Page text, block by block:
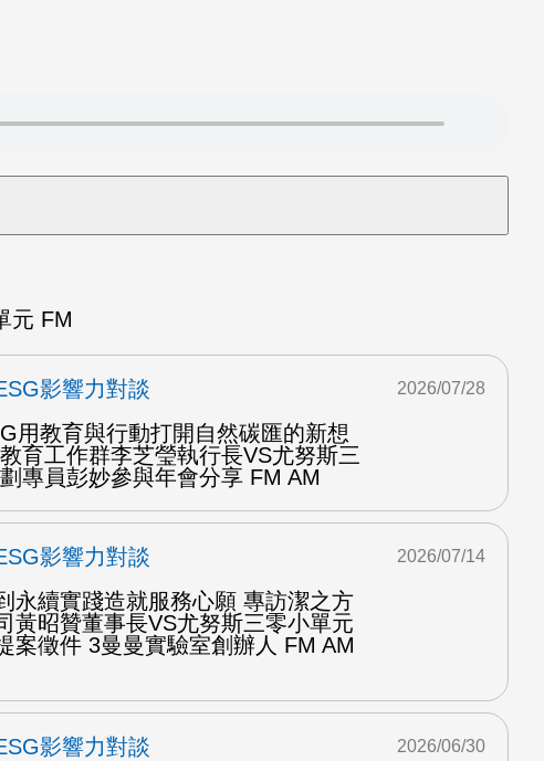
元 FM
影響力對談
用教育與行動打開自然碳匯的新想
育工作群李芝瑩執行長VS尤努斯三
專員彭妙參與年會分享 FM AM
2026/07/28
影響力對談
永續實踐造就服務心願 專訪潔之方
黃昭贊董事長VS尤努斯三零小單元
案徵件 3曼曼實驗室創辦人 FM AM
2026/07/14
影響力對談
2026/06/30